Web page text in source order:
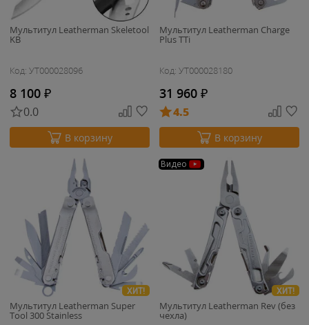
Мультитул Leatherman Skeletool
KB
Код: УТ000028096
8 100 ₽
0.0
В корзину
Мультитул Leatherman Charge
Plus TTi
Код: УТ000028180
31 960 ₽
4.5
В корзину
ХИТ!
Мультитул Leatherman Super
Tool 300 Stainless
Видео
ХИТ!
Мультитул Leatherman Rev (без
чехла)